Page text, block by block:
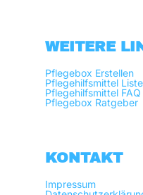
WEITERE
Pflegebox Erstellen
Pflegehilfsmittel Liste
Pflegehilfsmittel FAQ
Pflegebox Ratgeber
KONTAKT
Impressum